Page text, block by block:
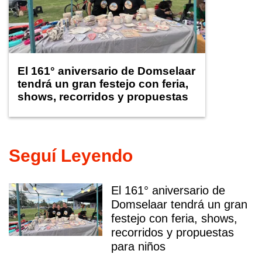
El 161° aniversario de Domselaar
tendrá un gran festejo con feria,
shows, recorridos y propuestas
Seguí Leyendo
El 161° aniversario de
Domselaar tendrá un gran
festejo con feria, shows,
recorridos y propuestas
para niños